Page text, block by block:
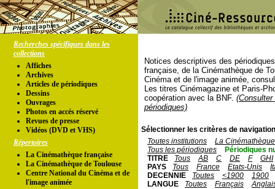
Recherches spécifiques dans les
collections
Affiches
Archives
Articles de périodiques
Dessins
Ouvrages
Photos en accés réservé
Revues de presse
Vidéos (DVD et VHS)
Répertoires
La Cinémathèque française
La Cinémathèque de Toulouse
Centre National du Cinéma et de
l'image animée
Notices descriptives des
française, de la Cinémathèque de
Cinéma et de l'image animée,
Les titres Cinémagazine et Paris-
coopération avec la BNF.
périodiques)
Sélectionner les critères de
Toutes institutions
La
Tous les périodiques
Périodiques
TITRE
Tous AB C DE F
GHI
PAYS
Tous France Etats-Unis
DECENNIE
Toutes <1900
1900
LANGUE
Toutes Français